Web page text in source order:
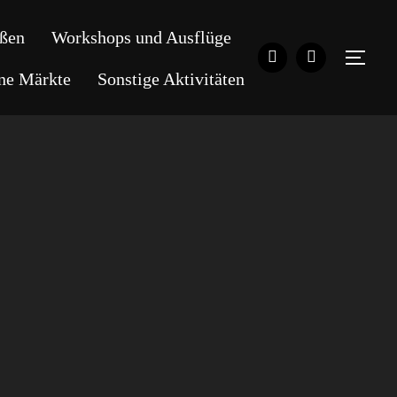
Workshops und Ausflüge
Märkte Sonstige Aktivitäten